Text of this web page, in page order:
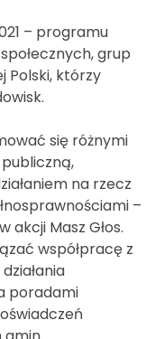
– programu
grup
Polski, którzy
się różnymi
na rzecz
–
akcji Masz Głos.
współpracę z
poradami